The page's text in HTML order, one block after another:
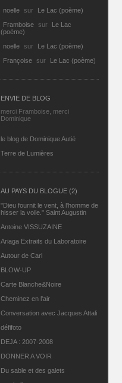
noelle sur
Le Lac (poème)
Framboise sur
Le Lac
(poème)
noelle sur
Le Lac (poème)
Françoise sur Le Lac (poème)
ENVIE DE BLOG
merci Framboise, merci
Dominique
le blog de Dominique Autié
Terre de Lumières
AU PAYS DU BLOGUE (2)
"Dieu fournit le vent, à l'homme de
hisser la voile." Saint Augustin
Antoine VISSUZAINE
Ariaga Extraits du Laboratoire
Autour de Carl
BLOW-UP
Carte Blanche&Noire
Cheminez en l'air
Conversation avec Jacques Attali
défifoto
DEJA : 2007-2008
DONNER A VOIR
Du sable et des galets